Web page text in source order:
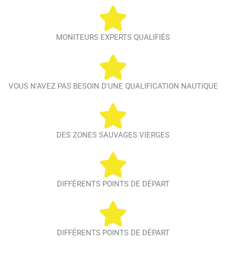
MONITEURS EXPERTS QUALIFIÉS
VOUS N'AVEZ PAS BESOIN D'UNE QUALIFICATION NAUTIQUE
DES ZONES SAUVAGES VIERGES
DIFFÉRENTS POINTS DE DÉPART
DIFFÉRENTS POINTS DE DÉPART